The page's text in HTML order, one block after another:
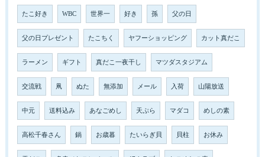
たこ好き WBC 世界一 好き 孫 父の日
父の日プレゼント たこちく ヤフーショッピング カット真だこ
ラーメン ギフト 真だこ一夜干し マツダスタジアム
交流戦 凧 ぬた 無添加 メール 入荷 山陽放送
中元 送料込み あなごめし 天ぷら マダコ めしの素
高松千春さん 鍋 お歳暮 たいらぎ貝 貝柱 お休み